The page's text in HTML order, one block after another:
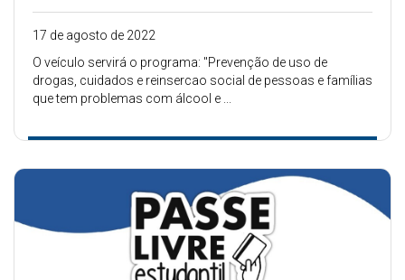
17 de agosto de 2022
O veículo servirá o programa: "Prevenção de uso de
drogas, cuidados e reinsercao social de pessoas e famílias
que tem problemas com álcool e ...